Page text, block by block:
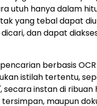
utuh hanya dalam
yang tebal dapat
dan dapat
berbasis
istilah tertentu,
, secara instan di
maupun